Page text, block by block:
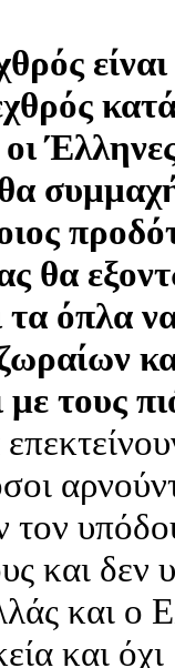
θα
τα όπλα
τους
και δεν
και ο
και